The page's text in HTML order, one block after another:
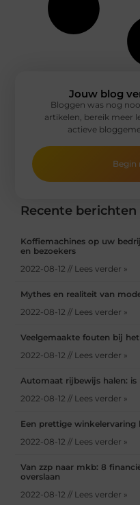
Recente berichten
Koffiemachines op uw
en bezoekers
2022-08-12 // Lees verder »
Mythes en realiteit van
2022-08-12 // Lees verder »
Veelgemaakte fouten bij
2022-08-12 // Lees verder »
Automaat rijbewijs halen: is
2022-08-12 // Lees verder »
Een prettige
2022-08-12 // Lees verder »
Van zzp naar mkb: 8
overslaan
2022-08-12 // Lees verder »
Jouw blog
Bloggen was nog
artikelen, bereik meer
actieve
Begin